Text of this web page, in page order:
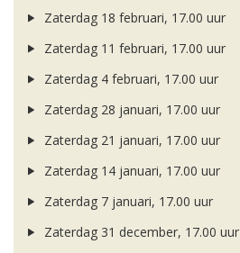
Zaterdag 18 februari, 17.00 uur
Zaterdag 11 februari, 17.00 uur
Zaterdag 4 februari, 17.00 uur
Zaterdag 28 januari, 17.00 uur
Zaterdag 21 januari, 17.00 uur
Zaterdag 14 januari, 17.00 uur
Zaterdag 7 januari, 17.00 uur
Zaterdag 31 december, 17.00 uur